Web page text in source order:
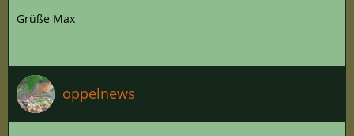
Grüße Max
oppelnews